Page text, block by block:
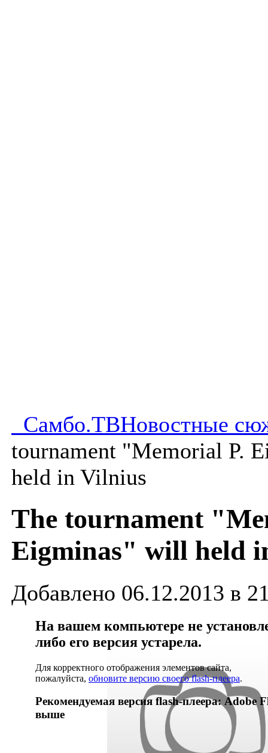
Самбо.ТВНовостные
tournament "Memorial P.
held in Vilnius
The tournament
Eigminas" will held
Добавлено 06.12.2013 в
На вашем компьютере не
либо его версия устарела.
Для корректного отображения элементов сайта,
пожалуйста, обновите версию своего flash-плеера.
Рекомендуемая версия flash-плеера: Adobe
выше